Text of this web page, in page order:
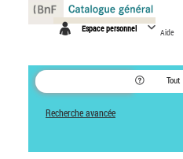
Espace personnel Aide
Tout
Recherche avancée
Panneau de gestion des cookies